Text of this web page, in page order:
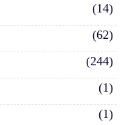
(14)
(62)
(244)
(1)
(1)